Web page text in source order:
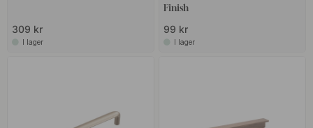
309 kr
I lager
Finish
99 kr
I lager